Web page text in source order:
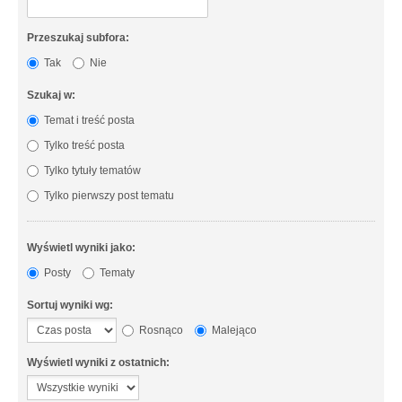
Przeszukaj subfora:
Tak
Nie
Szukaj w:
Temat i treść posta
Tylko treść posta
Tylko tytuły tematów
Tylko pierwszy post tematu
Wyświetl wyniki jako:
Posty
Tematy
Sortuj wyniki wg:
Rosnąco
Malejąco
Wyświetl wyniki z ostatnich: